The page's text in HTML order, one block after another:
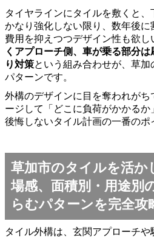
タイヤラインにタイルを敷くと
かなり強化しない限り、数年後に
費用を抑えつつデザイン性も欲し
くアプローチ側、車が乗る部分
り対策という組み合わせが、草
パターンです。
外構のデザインに目を奪われがち
ージして「どこに負荷がかかるか
後悔しないタイル計画の一番のポ
草加市のタイルを活か
場感、面積別・用途別
らむパターンを完全攻
タイル外構は、玄関アプローチ